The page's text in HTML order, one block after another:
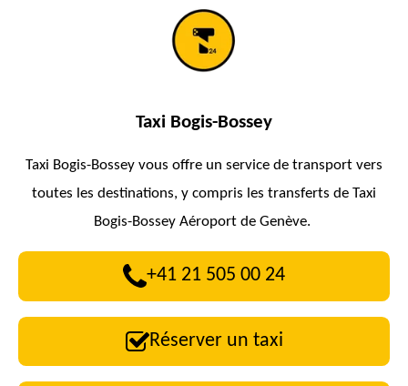
Taxi Bogis-Bossey
Taxi Bogis-Bossey vous offre un service de transport vers
toutes les destinations, y compris les transferts de Taxi
Bogis-Bossey Aéroport de Genève.
+41 21 505 00 24
Réserver un taxi